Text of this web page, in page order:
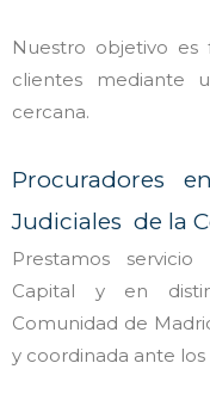
Nuestro objetivo es
clientes mediante
cercana.
Procuradores
Judiciales de la
Prestamos
Capital y en
Comunidad de
y coordinada ante